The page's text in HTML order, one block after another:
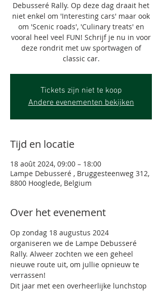
Debusseré Rally. Op deze dag draait het
niet enkel om 'Interesting cars' maar ook
om 'Scenic roads', 'Culinary treats' en
vooral heel veel FUN! Schrijf je nu in voor
deze rondrit met uw sportwagen of
classic car.
Tickets zijn niet te koop
Andere evenementen bekijken
Tijd en locatie
18 août 2024, 09:00 – 18:00
Lampe Debusseré , Bruggesteenweg 312,
8800 Hooglede, Belgium
Over het evenement
Op zondag 18 augustus 2024
organiseren we de Lampe Debusseré
Rally. Alweer zochten we een geheel
nieuwe route uit, om jullie opnieuw te
verrassen!
Dit jaar met een overheerlijke lunchstop